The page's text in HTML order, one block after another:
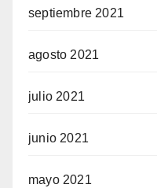
septiembre 2021
agosto 2021
julio 2021
junio 2021
mayo 2021